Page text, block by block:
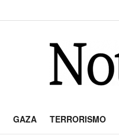
GAZA TERRORISMO